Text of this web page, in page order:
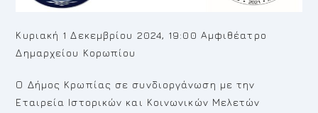
Κυριακή 1 Δεκεμβρίου 2024, 19:00 Αμφιθέατρο
Δημαρχείου Κορωπίου
Ο Δήμος Κρωπίας σε συνδιοργάνωση με την
Εταιρεία Ιστορικών και Κοινωνικών Μελετών